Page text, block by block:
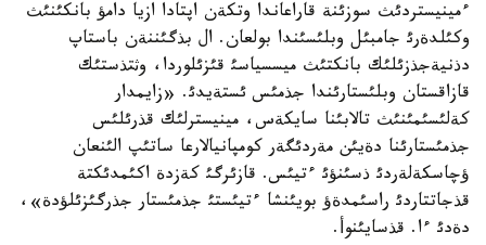
ءمينيستردئث سوزئنة قاراعاندا وتكةن اپتادا ازيا دامؤ بانكئنئث
وكئلدةرئ جامبئل وبلئسئندا بولعان. ال بذگئننةن باستاپ
دذنيةجذزئلئك بانكتئث ميسسياسئ قئزئلوردا، وثتذستئك
قازاقستان وبلئستارئندا جذمئس ئستةيدئ. «زايمدار
كةلئسئمئنئث تالابئنا سايكةس، مينيسترلئك قذرئلئس
جذمئستارئنا دةيئن مةردئگةر كومپانيالارعا ساتئپ الئنعان
ؤچاسكةلةردئ ذسئنؤئ ءتيئس. قازئرگئ كةزدة اكئمدئكتة
قذجاتتاردئ راسئمدةؤ بويئنشا ءتيئستئ جذمئستار جذرگئزئلؤدة»،
دةدئ ءا. قذسايئنوأ.